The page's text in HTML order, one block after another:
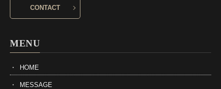
CONTACT
MENU
HOME
MESSAGE